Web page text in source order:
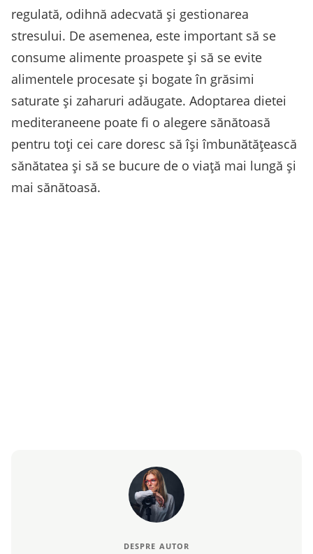
regulată, odihnă adecvată și gestionarea
stresului. De asemenea, este important să se
consume alimente proaspete și să se evite
alimentele procesate și bogate în grăsimi
saturate și zaharuri adăugate. Adoptarea dietei
mediteraneene poate fi o alegere sănătoasă
pentru toți cei care doresc să își îmbunătățească
sănătatea și să se bucure de o viață mai lungă și
mai sănătoasă.
DESPRE AUTOR